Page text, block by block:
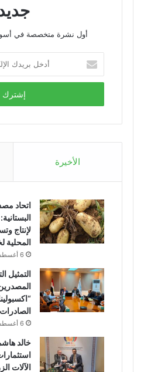
أول نشرة متخصصة في
بريدك
الإلكتروني
الأخيرة
اتحاد
لإنتاج
المحلية
6 أغسطس، 2026
التمثيل
6 أغسطس، 2026
خالد
الآلات